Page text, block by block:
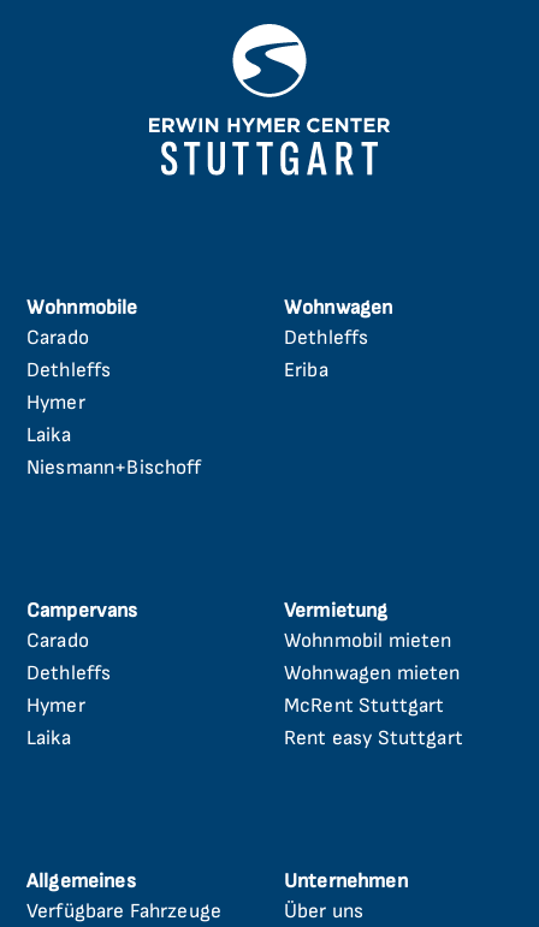
Wohnmobile
Navigation
überspringen
Carado
Dethleffs
Hymer
Laika
Niesmann+Bischoff
Wohnwagen
Navigation
überspringen
Dethleffs
Eriba
Campervans
Navigation
überspringen
Carado
Dethleffs
Hymer
Laika
Vermietung
Navigation
überspringen
Wohnmobil mieten
Wohnwagen mieten
McRent Stuttgart
Rent easy Stuttgart
Allgemeines
Navigation
Verfügbare Fahrzeuge
Unternehmen
Navigation
Über uns